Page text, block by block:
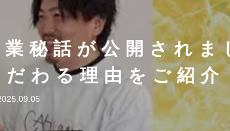
秘話が公開されま
だわる理由をご紹介